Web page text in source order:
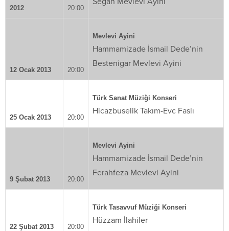
2012
20:00
12 Ocak 2013 20:00
Mevlevi Ayini
Hammamizade İsmail Dede’nin
Bestenigar Mevlevi Ayini
25 Ocak 2013 20:00
Türk Sanat Müziği Konseri
Hicazbuselik Takım-Evc Faslı
9 Şubat 2013 20:00
Mevlevi Ayini
Hammamizade İsmail Dede’nin
Ferahfeza Mevlevi Ayini
22 Şubat 2013 20:00
Türk Tasavvuf Müziği Konseri
Hüzzam İlahiler